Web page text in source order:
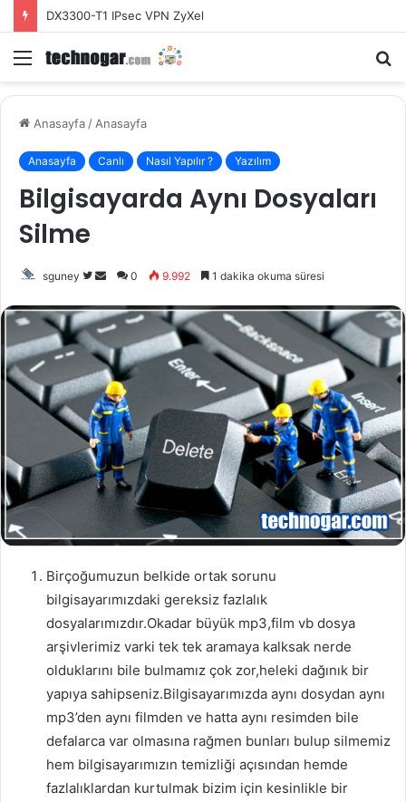
DX3300-T1 IPsec VPN ZyXel
Menü
Anasayfa / Anasayfa
Anasayfa Canlı Nasıl Yapılır ? Yazılım
Bilgisayarda Aynı Dosyaları
Silme
sguney
Twitter'da
edin
Bir
posta
göndermek
0 9.992 1 dakika okuma süresi
Birçoğumuzun belkide ortak sorunu
bilgisayarımızdaki gereksiz fazlalık
dosyalarımızdır.Okadar büyük mp3,film vb dosya
arşivlerimiz varki tek tek aramaya kalksak nerde
olduklarını bile bulmamız çok zor,heleki dağınık bir
yapıya sahipseniz.Bilgisayarımızda aynı dosydan aynı
mp3’den aynı filmden ve hatta aynı resimden bile
defalarca var olmasına rağmen bunları bulup silmemiz
hem bilgisayarımızın temizliği açısından hemde
fazlalıklardan kurtulmak bizim için kesinlikle bir